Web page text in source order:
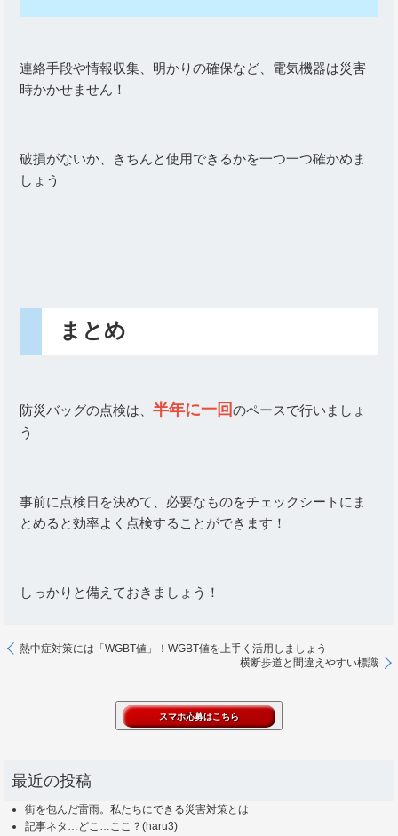
連絡手段や情報収集、明かりの確保など、電気機器は災害
時かかせません！
破損がないか、きちんと使用できるかを一つ一つ確かめま
しょう
まとめ
防災バッグの点検は、半年に一回のペースで行いましょ
う
事前に点検日を決めて、必要なものをチェックシートにま
とめると効率よく点検することができます！
しっかりと備えておきましょう！
熱中症対策には「WGBT値」！WGBT値を上手く活用しましょう
横断歩道と間違えやすい標識
最近の投稿
街を包んだ雷雨。私たちにできる災害対策とは
記事ネタ…どこ…ここ？(haru3)